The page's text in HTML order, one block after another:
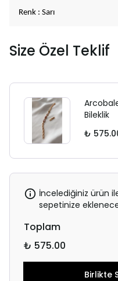
Renk : Sarı
Size Özel Teklif
Bileklik
₺
İncelediğiniz ürün
sepetinize
Toplam
₺ 575.00
Birlikte